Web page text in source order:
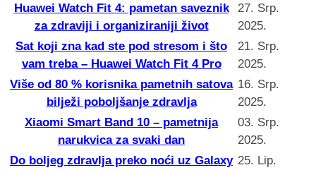
Huawei Watch Fit 4: pametan saveznik
za zdraviji i organiziraniji život
27. Srp.
2025.
Sat koji zna kad ste pod stresom i što
vam treba – Huawei Watch Fit 4 Pro
21. Srp.
2025.
Više od 80 % korisnika pametnih satova
bilježi poboljšanje zdravlja
16. Srp.
2025.
Xiaomi Smart Band 10 – pametnija
narukvica za svaki dan
03. Srp.
2025.
Do boljeg zdravlja preko noći uz Galaxy 25. Lip.